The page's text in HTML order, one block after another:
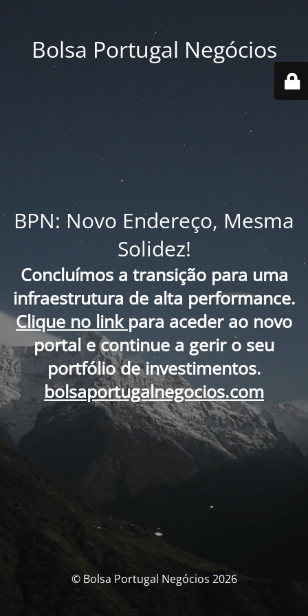
Bolsa Portugal Negócios
BPN: Novo Endereço, Mesma
Solidez!
Concluímos a transição para uma
infraestrutura de alta performance.
Clique no link para aceder ao novo
portal e continue a gerir o seu
portfólio de investimentos.
bolsaportugalnegocios.com
© Bolsa Portugal Negócios 2026